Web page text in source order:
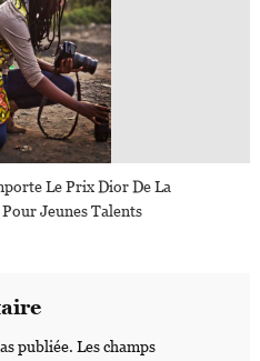
Le Prix Dior De La
Jeunes Talents
publiée. Les champs